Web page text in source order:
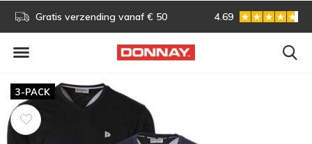
Gratis omruilen Vóór 13:00 uur
4.69
3-PACK